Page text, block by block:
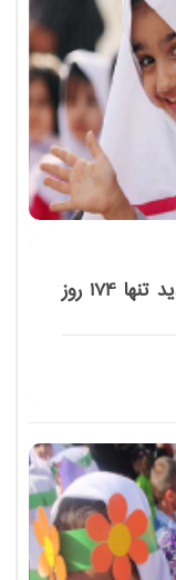
دانش آموزان در سال تحصیلی جدید تنها 174 روز